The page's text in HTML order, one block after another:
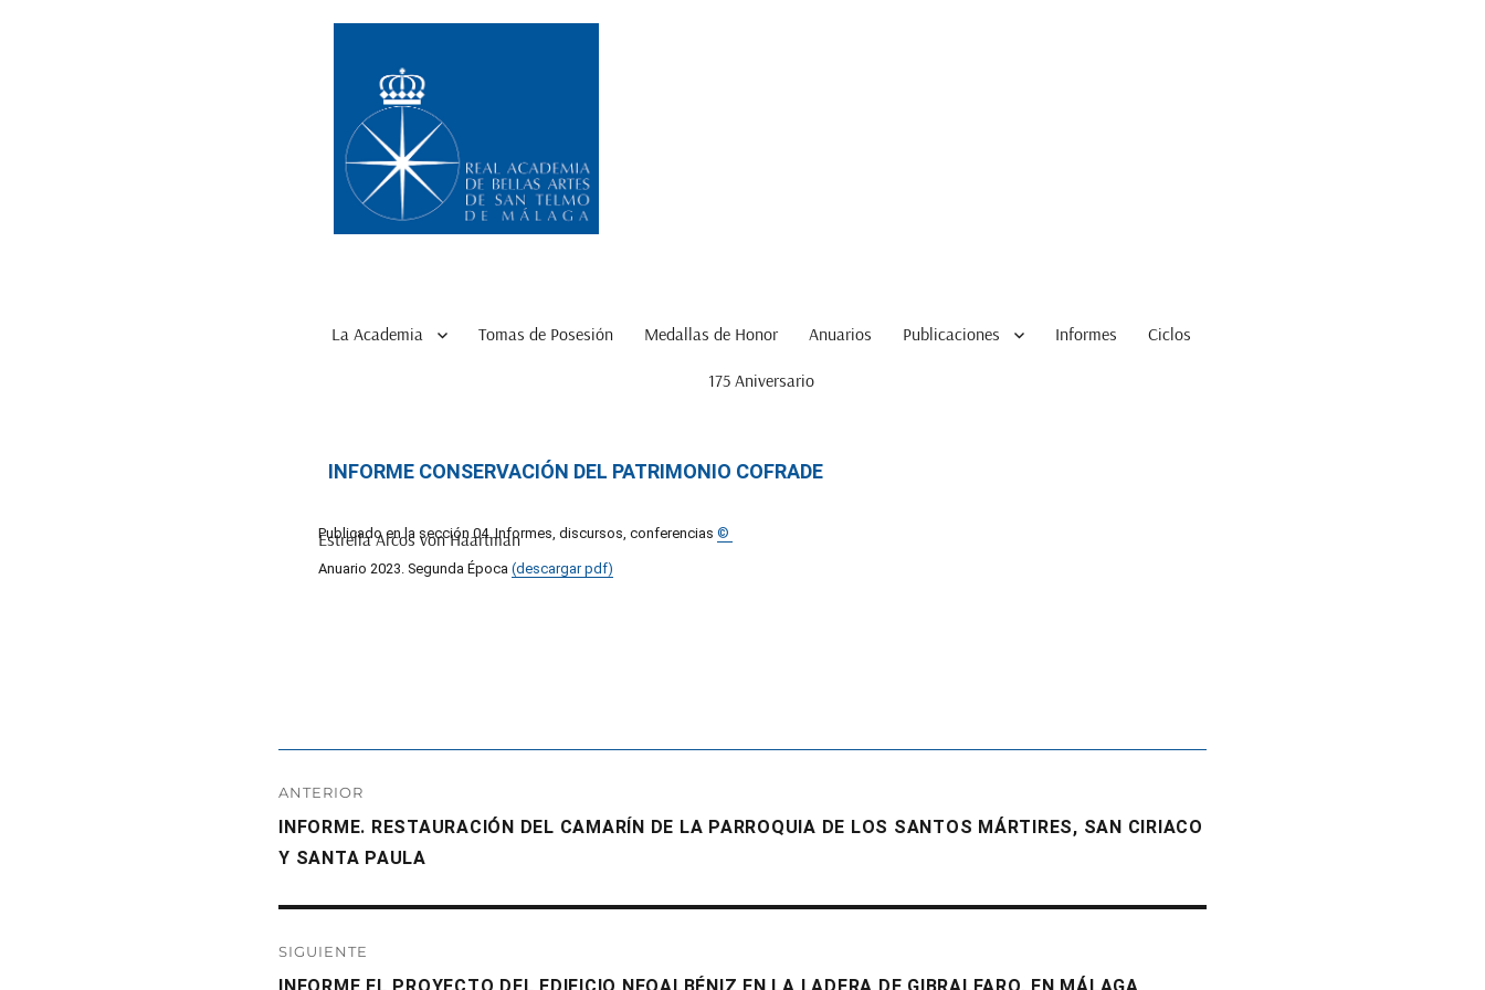
La Academia Tomas de Posesión Medallas de Honor Anuarios Publicaciones Informes Ciclos
175 Aniversario
INFORME CONSERVACIÓN DEL PATRIMONIO COFRADE
Estrella Arcos von Haartman
Publicado en la sección 04. Informes, discursos, conferencias ©
Anuario 2023. Segunda Época (descargar pdf)
de
entradas
ANTERIOR
Entrada
anterior:
INFORME. RESTAURACIÓN DEL CAMARÍN DE LA PARROQUIA DE LOS SANTOS MÁRTIRES, SAN CIRIACO
Y SANTA PAULA
SIGUIENTE
Entrada
INFORME EL PROYECTO DEL EDIFICIO NEOALBÉNIZ EN LA LADERA DE GIBRALFARO, EN MÁLAGA